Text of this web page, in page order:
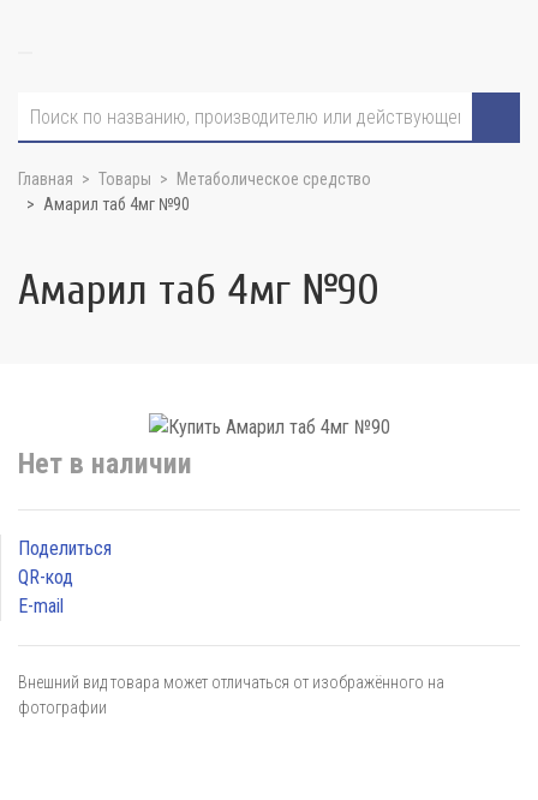
Главная Товары
Метаболическое средство
Амарил таб 4мг №90
Амарил таб 4мг №90
Нет в наличии
Поделиться
QR-код
E-mail
Внешний вид товара может отличаться от изображённого на
фотографии